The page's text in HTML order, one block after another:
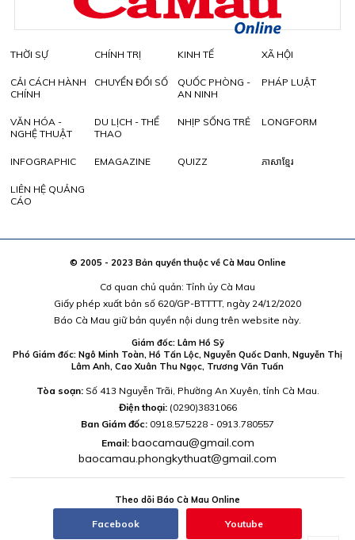
THỜI SỰ CHÍNH TRỊ KINH TẾ XÃ HỘI
CẢI CÁCH HÀNH
CHÍNH
CHUYỂN ĐỔI SỐ
QUỐC PHÒNG -
AN NINH
PHÁP LUẬT
VĂN HÓA -
NGHỆ THUẬT
DU LỊCH - THỂ
THAO
NHỊP SỐNG TRẺ LONGFORM
INFOGRAPHIC EMAGAZINE QUIZZ ភាសាខ្មែរ
LIÊN HỆ QUẢNG
CÁO
© 2005 - 2023 Bản quyền thuộc về Cà Mau Online
Cơ quan chủ quản: Tỉnh ủy Cà Mau
Giấy phép xuất bản số 620/GP-BTTTT, ngày 24/12/2020
Báo Cà Mau giữ bản quyền nội dung trên website này.
Giám đốc: Lâm Hồ Sỹ
Phó Giám đốc: Ngô Minh Toàn, Hồ Tấn Lộc, Nguyễn Quốc Danh, Nguyễn Thị
Lâm Anh, Cao Xuân Thu Ngọc, Trương Văn Tuấn
Tòa soạn:Số 413 Nguyễn Trãi, Phường An Xuyên, tỉnh Cà Mau.
Điện thoại: (0290)3831066
Ban Giám đốc: 0918.575228 - 0913.780557
Email: baocamau@gmail.com
baocamau.phongkythuat@gmail.com
Theo dõi Báo Cà Mau Online
Facebook Youtube